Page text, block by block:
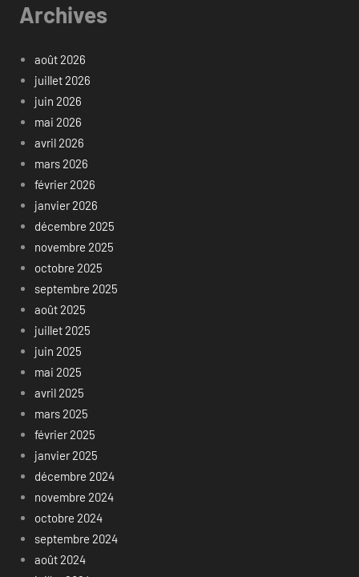
Archives
août 2026
juillet 2026
juin 2026
mai 2026
avril 2026
mars 2026
février 2026
janvier 2026
décembre 2025
novembre 2025
octobre 2025
septembre 2025
août 2025
juillet 2025
juin 2025
mai 2025
avril 2025
mars 2025
février 2025
janvier 2025
décembre 2024
novembre 2024
octobre 2024
septembre 2024
août 2024